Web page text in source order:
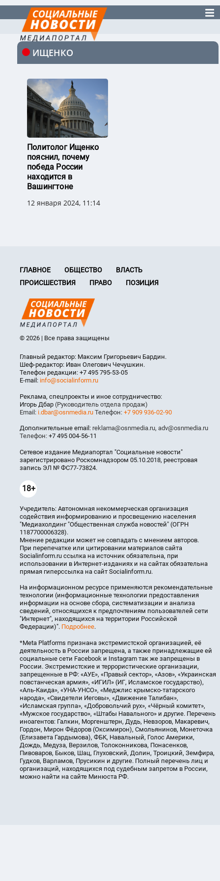
ИЩЕНКО
Политолог Ищенко
пояснил, почему
победа России
находится в
Вашингтоне
12 января 2024, 11:14
ГЛАВНОЕ ОБЩЕСТВО
ВЛАСТЬ
ПРОИСШЕСТВИЯ
ПРАВО ПОЗИЦИЯ
© 2026 | Все права защищены
Главный редактор: Максим Григорьевич Бардин.
Шеф-редактор: Иван Олегович Чечушкин.
Телефон редакции: +7 495 795-53-05
E-mail: info@socialinform.ru
Реклама, спецпроекты и иное сотрудничество:
Игорь Дбар (Руководитель отдела продаж)
Email: i.dbar@osnmedia.ru Телефон: +7 909 936-02-90
Дополнительные email: reklama@osnmedia.ru, adv@osnmedia.ru
Телефон: +7 495 004-56-11
Сетевое издание Медиапортал "Социальные новости"
зарегистрировано Роскомнадзором 05.10.2018, реестровая
запись ЭЛ № ФС77-73824.
18+
Учредитель: Автономная некоммерческая организация
содействия информированию и просвещению населения
"Медиахолдинг "Общественная служба новостей" (ОГРН
1187700006328).
Мнение редакции может не совпадать с мнением авторов.
При перепечатке или цитировании материалов сайта
Socialinform.ru ссылка на источник обязательна, при
использовании в Интернет-изданиях и на сайтах обязательна
прямая гиперссылка на сайт Socialinform.ru.
На информационном ресурсе применяются рекомендательные
технологии (информационные технологии предоставления
информации на основе сбора, систематизации и анализа
сведений, относящихся к предпочтениям пользователей сети
"Интернет", находящихся на территории Российской
Федерации)". Подробнее.
*Meta Platforms признана экстремистской организацией, её
деятельность в России запрещена, а также принадлежащие ей
социальные сети Facebook и Instagram так же запрещены в
России. Экстремистские и террористические организации,
запрещенные в РФ: «АУЕ», «Правый сектор», «Азов», «Украинская
повстанческая армия», «ИГИЛ» (ИГ, Исламское государство),
«Аль-Каида», «УНА-УНСО», «Меджлис крымско-татарского
народа», «Свидетели Иеговы», «Движение Талибан»,
«Исламская группа», «Добровольчий рух», «Чёрный комитет»,
«Мужское государство», «Штабы Навального» и другие. Перечень
иноагентов: Галкин, Моргенштерн, Дудь, Невзоров, Макаревич,
Гордон, Мирон Фёдоров (Оксимирон), Смольянинов, Монеточка
(Елизавета Гардымова), ФБК, Навальный, Голос Америки,
Дождь, Медуза, Верзилов, Толоконникова, Понасенков,
Пивоваров, Быков, Шац, Глуховский, Долин, Троицкий, Земфира,
Гудков, Варламов, Прусикин и другие. Полный перечень лиц и
организаций, находящихся под судебным запретом в России,
можно найти на сайте Минюста РФ.